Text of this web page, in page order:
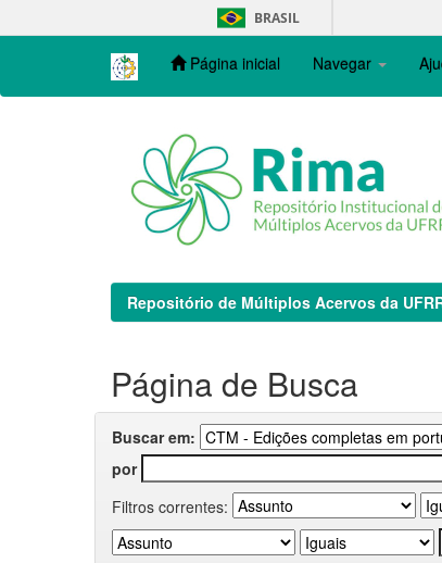
navigation
BRASIL
Página inicial Navegar
Repositório de Múltiplos Acervos da
Página de Busca
Buscar em:
por
Filtros correntes: